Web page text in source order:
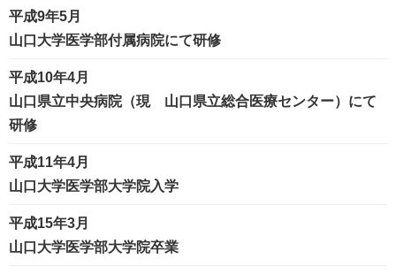
平成9年5月
山口大学医学部付属病院にて研修
平成10年4月
山口県立中央病院（現 山口県立総合医療センター）にて
研修
平成11年4月
山口大学医学部大学院入学
平成15年3月
山口大学医学部大学院卒業